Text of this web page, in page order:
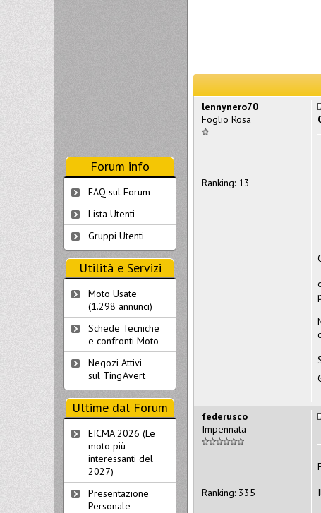
lennynero70
Foglio Rosa
Ranking: 13
federusco
Impennata
Ranking: 335
Forum info
FAQ sul Forum
Lista Utenti
Gruppi Utenti
Utilità e Servizi
Moto Usate
(1.298 annunci)
Schede Tecniche
e confronti Moto
Negozi Attivi
sul Ting'Avert
Ultime dal Forum
EICMA 2026 (Le
moto più
interessanti del
2027)
Presentazione
Personale